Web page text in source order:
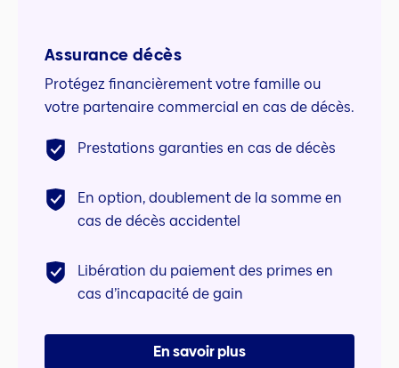
Assurance décès
Protégez financièrement votre famille ou
votre partenaire commercial en cas de décès.
Prestations garanties en cas de décès
En option, doublement de la somme en
cas de décès accidentel
Libération du paiement des primes en
cas d’incapacité de gain
En savoir plus